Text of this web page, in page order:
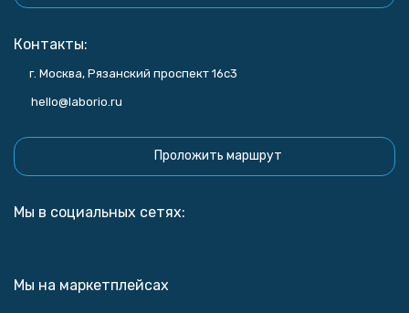
Контакты:
г. Москва, Рязанский проспект 16с3
hello@laborio.ru
Проложить маршрут
Мы в социальных сетях:
Мы на маркетплейсах